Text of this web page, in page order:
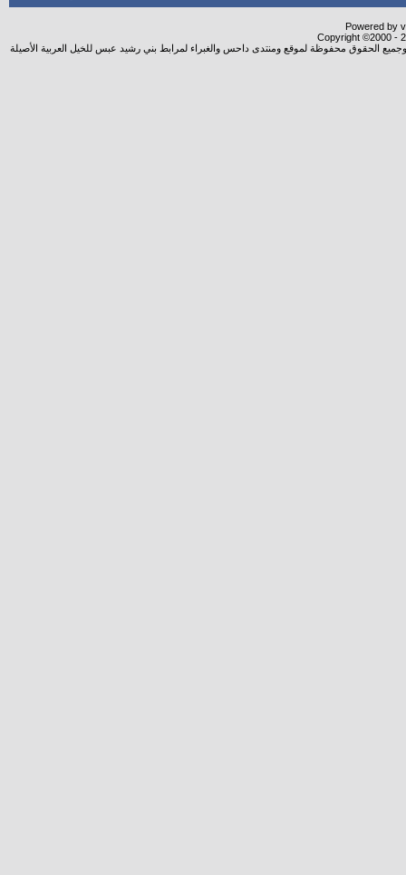
Powered by
Copyright ©2000 -
الحقوق محفوظة لموقع ومنتدى داحس والغبراء لمرابط بني رشيد عبس للخيل العربية الأصيلة